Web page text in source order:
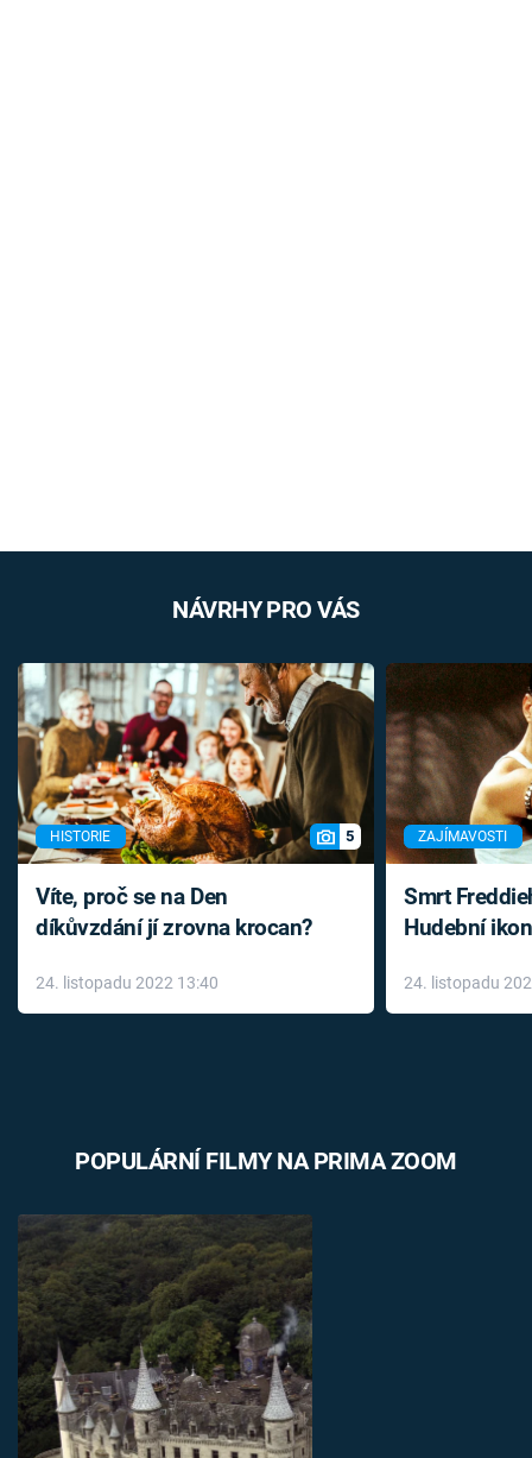
NÁVRHY PRO VÁS
HISTORIE 5
Víte, proč se na Den
díkůvzdání jí zrovna krocan?
24. listopadu 2022 13:40
ZAJÍMAVOSTI
Smrt
Hudební
léky
24. listopadu
POPULÁRNÍ FILMY NA PRIMA ZOOM